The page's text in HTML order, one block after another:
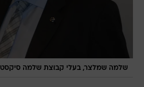
שלמה שמלצר, בעלי קבוצת שלמה סיקסט